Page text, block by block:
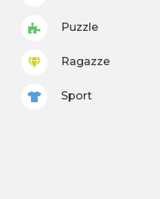
Puzzle
Ragazze
Sport